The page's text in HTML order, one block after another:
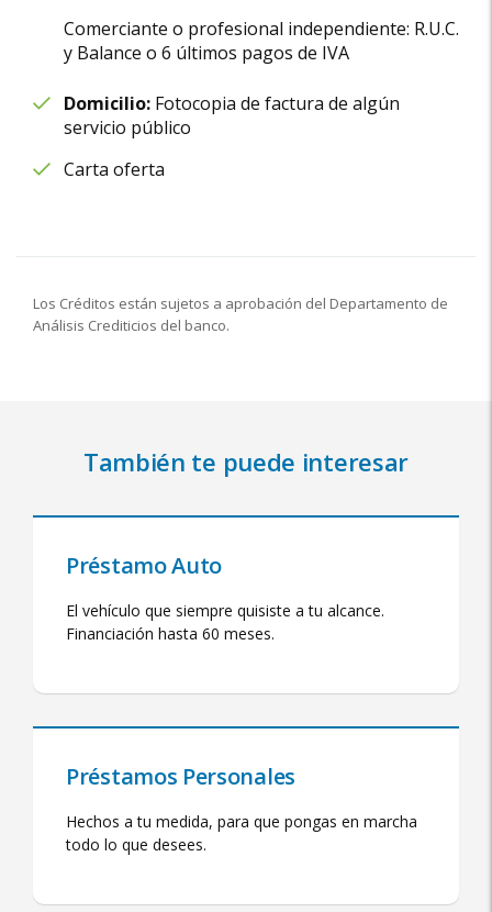
Comerciante o profesional independiente: R.U.C.
y Balance o 6 últimos pagos de IVA
Domicilio: Fotocopia de factura de algún
servicio público
Carta oferta
Los Créditos están sujetos a aprobación del Departamento de
Análisis Crediticios del banco.
También te puede interesar
Préstamo Auto
El vehículo que siempre quisiste a tu alcance.
Financiación hasta 60 meses.
Préstamos Personales
Hechos a tu medida, para que pongas en marcha
todo lo que desees.